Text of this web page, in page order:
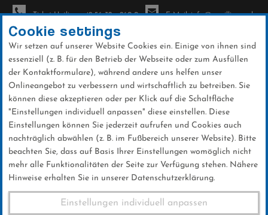
Direkt
zum
Inhalt
Ticket-Hotline: +49 56 32 - 960-0 E-Mail: info@sc-willingen.de
News
FIS Skisprung Weltcup Damen
Cookie settings
Wir setzen auf unserer Website Cookies ein. Einige von ihnen sind
essenziell (z. B. für den Betrieb der Webseite oder zum Ausfüllen
der Kontaktformulare), während andere uns helfen unser
Onlineangebot zu verbessern und wirtschaftlich zu betreiben. Sie
können diese akzeptieren oder per Klick auf die Schaltfläche
"Einstellungen individuell anpassen" diese einstellen. Diese
Einstellungen können Sie jederzeit aufrufen und Cookies auch
nachträglich abwählen (z. B. im Fußbereich unserer Website). Bitte
beachten Sie, dass auf Basis Ihrer Einstellungen womöglich nicht
mehr alle Funktionalitäten der Seite zur Verfügung stehen. Nähere
Hinweise erhalten Sie in unserer Datenschutzerklärung.
Einstellungen individuell anpassen